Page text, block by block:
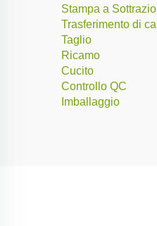
Stampa a
Trasferimento di
Taglio
Ricamo
Cucito
Controllo QC
Imballaggio